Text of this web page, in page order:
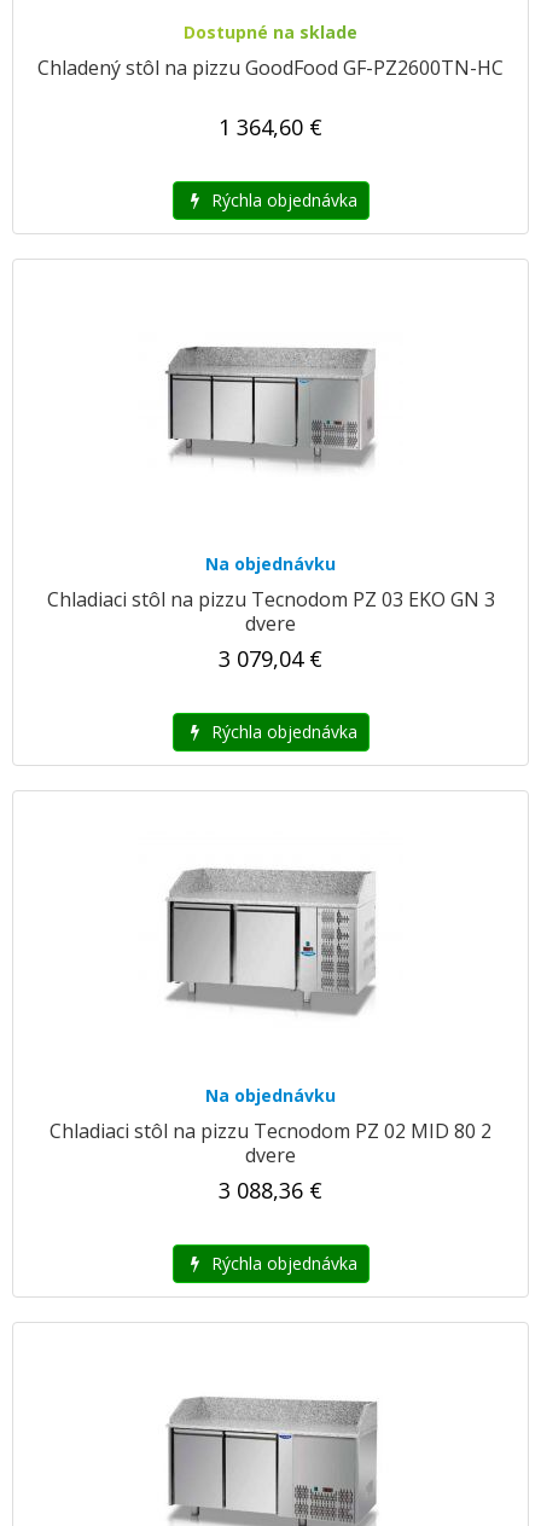
Dostupné na sklade
Chladený stôl na pizzu GoodFood GF-PZ2600TN-HC
1 364,60 €
Rýchla objednávka
Na objednávku
Chladiaci stôl na pizzu Tecnodom PZ 03 EKO GN 3
dvere
3 079,04 €
Rýchla objednávka
Na objednávku
Chladiaci stôl na pizzu Tecnodom PZ 02 MID 80 2
dvere
3 088,36 €
Rýchla objednávka